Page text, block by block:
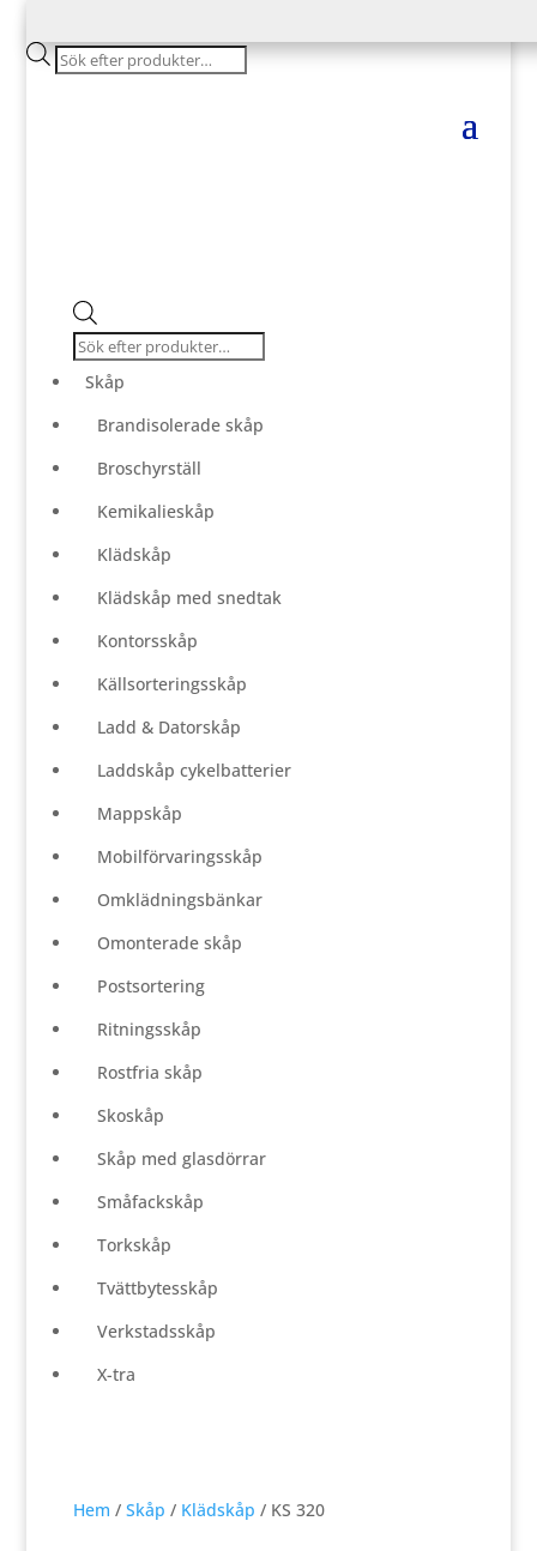
Products
search
search
Skåp
Brandisolerade skåp
Broschyrställ
Kemikalieskåp
Klädskåp
Klädskåp med snedtak
Kontorsskåp
Källsorteringsskåp
Ladd & Datorskåp
Laddskåp cykelbatterier
Mappskåp
Mobilförvaringsskåp
Omklädningsbänkar
Omonterade skåp
Postsortering
Ritningsskåp
Rostfria skåp
Skoskåp
Skåp med glasdörrar
Småfackskåp
Torkskåp
Tvättbytesskåp
Verkstadsskåp
X-tra
Hem / Skåp / Klädskåp / KS 320